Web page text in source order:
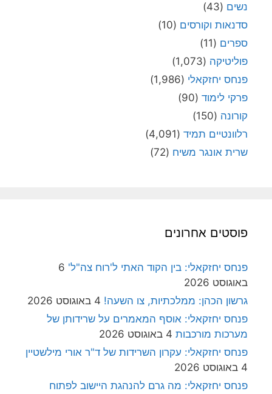
נשים (43)
סדנאות וקורסים (10)
ספרים (11)
פוליטיקה (1,073)
פנחס יחזקאלי (1,986)
פרקי לימוד (90)
קורונה (150)
רלוונטיים תמיד (4,091)
שרית אונגר משיח (72)
פוסטים אחרונים
פנחס יחזקאלי: בין הקוד האתי ל'רוח צה"ל' 6
באוגוסט 2026
גרשון הכהן: ממלכתיות, צו השעה! 4 באוגוסט 2026
פנחס יחזקאלי: אוסף המאמרים על שרידותן של
מערכות מורכבות 4 באוגוסט 2026
פנחס יחזקאלי: עקרון השרידות של ד"ר אורי מילשטיין
4 באוגוסט 2026
פנחס יחזקאלי: מה גרם להנהגת היישוב לפתוח